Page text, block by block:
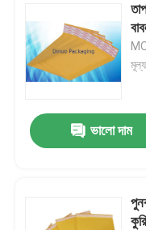
মান নিয়ন্ত্রণ
খবর
ভালো দাম